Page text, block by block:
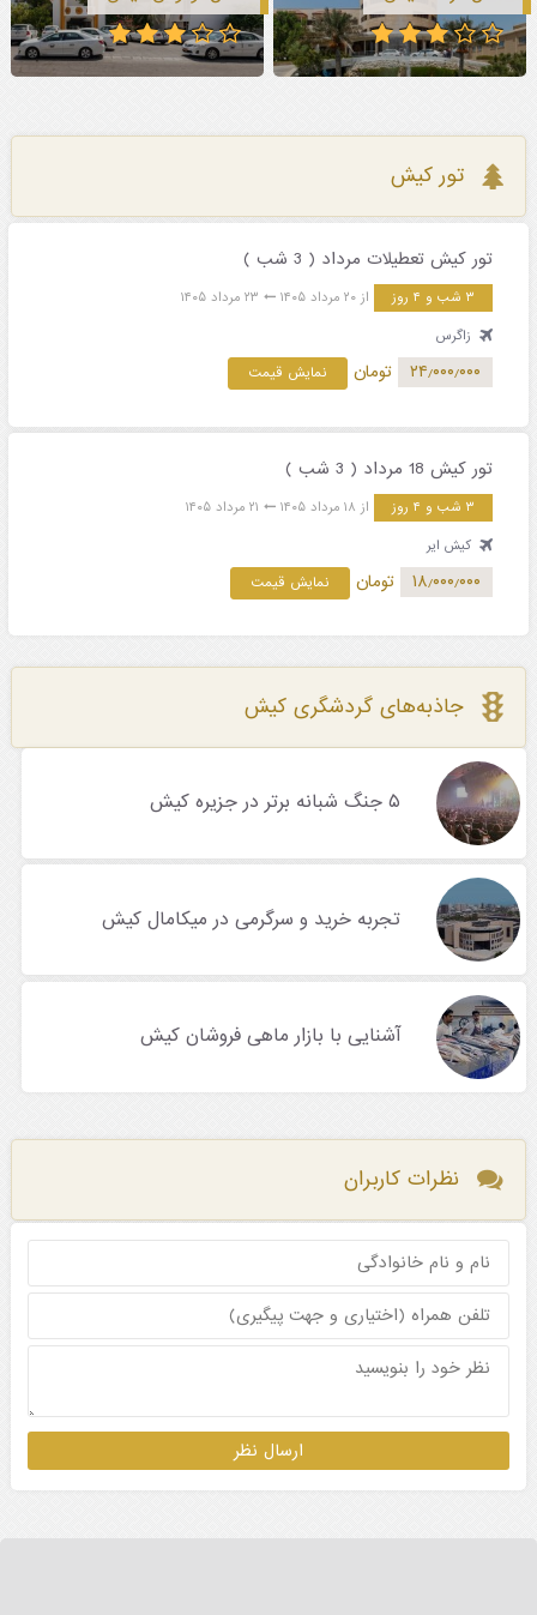
تور کیش
تور کیش تعطیلات مرداد ( 3 شب )
۳ شب و ۴ روز از ۲۰ مرداد ۱۴۰۵
۲۳ مرداد ۱۴۰۵
زاگرس
۲۴٫۰۰۰٫۰۰۰ تومان نمایش قیمت
تور کیش 18 مرداد ( 3 شب )
۳ شب و ۴ روز از ۱۸ مرداد ۱۴۰۵
۲۱ مرداد ۱۴۰۵
کیش ایر
۱۸٫۰۰۰٫۰۰۰ تومان نمایش قیمت
جاذبه‌های گردشگری کیش
۵ جنگ شبانه برتر در جزیره کیش
تجربه خرید و سرگرمی در میکامال کیش
آشنایی با بازار ماهی فروشان کیش
نظرات کاربران